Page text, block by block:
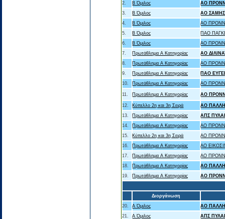
2. Β Όμιλος
ΑΟ
3.
Β Όμιλος
ΑΟ ΣΑΜΗΣ
4.
Β Όμιλος
ΑΟ
5.
Β Όμιλος
ΠΑΟ
6.
Β Όμιλος
ΑΟ
7.
Πρωτάθλημα Α Κατηγορίας
ΑΟ
8.
Πρωτάθλημα Α Κατηγορίας
ΑΟ
9.
Πρωτάθλημα Α Κατηγορίας
ΠΑΟ
10.
Πρωτάθλημα Α Κατηγορίας ΑΟ
11. Πρωτάθλημα Α Κατηγορίας ΑΟ
12. Κύπελλο 2η και 3η Σειρά
ΑΟ
13.
Πρωτάθλημα Α Κατηγορίας
ΑΠΣ
14.
Πρωτάθλημα Α Κατηγορίας
ΑΟ
15.
Κύπελλο 2η και 3η Σειρά
ΑΟ
16.
Πρωτάθλημα Α Κατηγορίας
ΑΟ
17.
Πρωτάθλημα Α Κατηγορίας
ΑΟ
18.
Πρωτάθλημα Α Κατηγορίας
ΑΟ
19.
Πρωτάθλημα Α Κατηγορίας ΑΟ
Διοργάνωση
20.
Α Όμιλος
ΑΟ
21.
Α Όμιλος ΑΠΣ